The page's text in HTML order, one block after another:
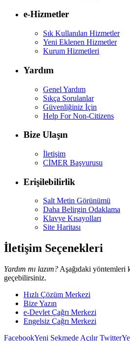
e-Hizmetler
Sık Kullanılan Hizmetler
Yeni Eklenen Hizmetler
Kurum Hizmetleri
Yardım
Genel Yardım
Sıkça Sorulanlar
Güvenliğiniz İçin
Help For Non-Citizens
Bize Ulaşın
İletişim
CİMER Başvurusu
Erişilebilirlik
Salt Metin Görünümü
Daha Belirgin Odaklama
Klavye Kısayolları
Site Haritası
İletişim Seçenekleri
Yardım mı lazım? Aşağıdaki yöntemleri
geçebilirsiniz.
Hızlı Çözüm Merkezi
Bize Yazın
e-Devlet Çağrı Merkezi
Engelsiz Çağrı Merkezi
FacebookYeni Sekmede AçılırTwitter